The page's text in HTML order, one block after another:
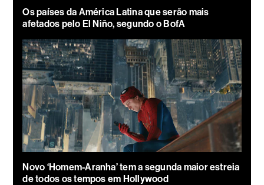
Os países da América Latina que serão mais
afetados pelo El Niño, segundo o BofA
Novo ‘Homem-Aranha’ tem a segunda maior estreia
de todos os tempos em Hollywood